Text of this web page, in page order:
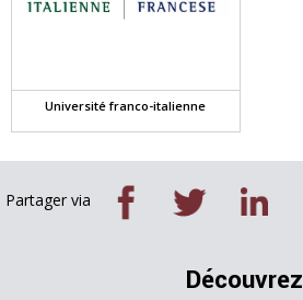
Université franco-italienne
Partager via
Découvrez